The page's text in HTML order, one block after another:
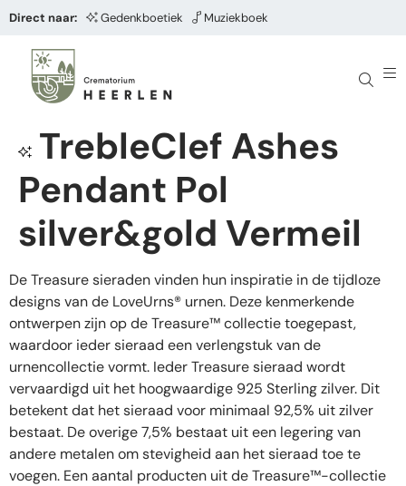
Direct naar: Gedenkboetiek Muziekboek
TrebleClef Ashes
Pendant Pol
silver&gold Vermeil
De Treasure sieraden vinden hun inspiratie in de tijdloze
designs van de LoveUrns® urnen. Deze kenmerkende
ontwerpen zijn op de Treasure™ collectie toegepast,
waardoor ieder sieraad een verlengstuk van de
urnencollectie vormt. Ieder Treasure sieraad wordt
vervaardigd uit het hoogwaardige 925 Sterling zilver. Dit
betekent dat het sieraad voor minimaal 92,5% uit zilver
bestaat. De overige 7,5% bestaat uit een legering van
andere metalen om stevigheid aan het sieraad toe te
voegen. Een aantal producten uit de Treasure™-collectie